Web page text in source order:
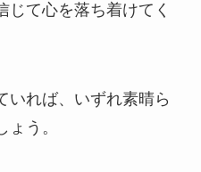
じて心を落ち着けてく
いれば、いずれ素晴ら
う。